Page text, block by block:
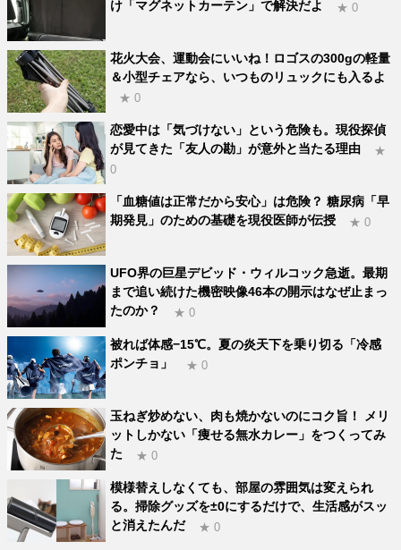
け「マグネットカーテン」で解決だよ
★ 0
花火大会、運動会にいいね！ロゴスの300gの軽量
＆小型チェアなら、いつものリュックにも入るよ
★ 0
恋愛中は「気づけない」という危険も。現役探偵
が見てきた「友人の勘」が意外と当たる理由
★
0
「血糖値は正常だから安心」は危険？ 糖尿病「早
期発見」のための基礎を現役医師が伝授
★ 0
UFO界の巨星デビッド・ウィルコック急逝。最期
まで追い続けた機密映像46本の開示はなぜ止まっ
たのか？
★ 0
被れば体感−15℃。夏の炎天下を乗り切る「冷感
ポンチョ」
★ 0
玉ねぎ炒めない、肉も焼かないのにコク旨！ メリ
ットしかない「痩せる無水カレー」をつくってみ
た
★ 0
模様替えしなくても、部屋の雰囲気は変えられ
る。掃除グッズを±0にするだけで、生活感がスッ
と消えたんだ
★ 0